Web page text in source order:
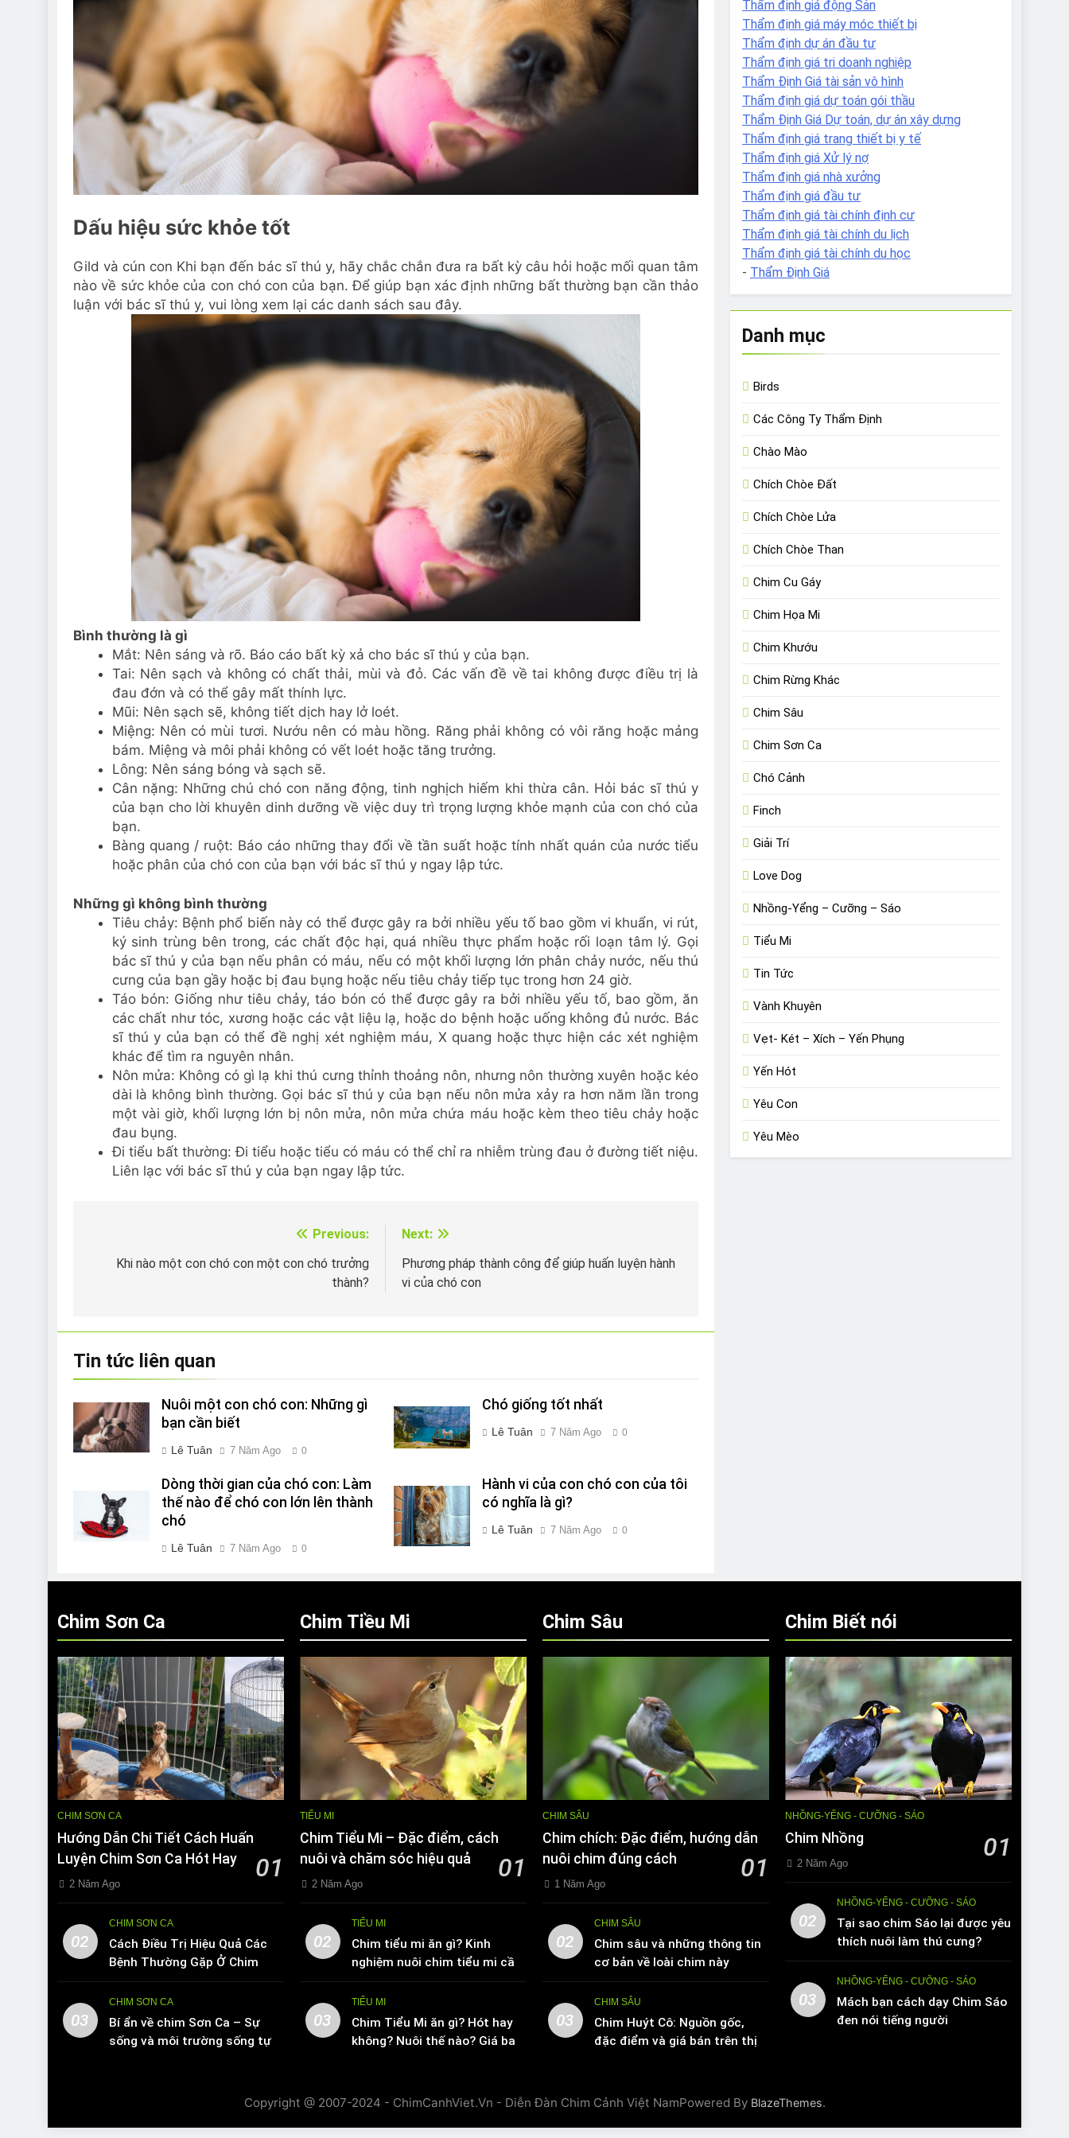
Dấu hiệu sức khỏe tốt
Gild và cún con Khi bạn đến bác sĩ thú y, hãy chắc chắn đưa ra bất kỳ câu hỏi hoặc mối quan tâm
nào về sức khỏe của con chó con của bạn. Để giúp bạn xác định những bất thường bạn cần thảo
luận với bác sĩ thú y, vui lòng xem lại các danh sách sau đây.
Bình thường là gì
Mắt: Nên sáng và rõ. Báo cáo bất kỳ xả cho bác sĩ thú y của bạn.
Tai: Nên sạch và không có chất thải, mùi và đỏ. Các vấn đề về tai không được điều trị là
đau đớn và có thể gây mất thính lực.
Mũi: Nên sạch sẽ, không tiết dịch hay lở loét.
Miệng: Nên có mùi tươi. Nướu nên có màu hồng. Răng phải không có vôi răng hoặc mảng
bám. Miệng và môi phải không có vết loét hoặc tăng trưởng.
Lông: Nên sáng bóng và sạch sẽ.
Cân nặng: Những chú chó con năng động, tinh nghịch hiếm khi thừa cân. Hỏi bác sĩ thú y
của bạn cho lời khuyên dinh dưỡng về việc duy trì trọng lượng khỏe mạnh của con chó của
bạn.
Bàng quang / ruột: Báo cáo những thay đổi về tần suất hoặc tính nhất quán của nước tiểu
hoặc phân của chó con của bạn với bác sĩ thú y ngay lập tức.
Những gì không bình thường
Tiêu chảy: Bệnh phổ biến này có thể được gây ra bởi nhiều yếu tố bao gồm vi khuẩn, vi rút,
ký sinh trùng bên trong, các chất độc hại, quá nhiều thực phẩm hoặc rối loạn tâm lý. Gọi
bác sĩ thú y của bạn nếu phân có máu, nếu có một khối lượng lớn phân chảy nước, nếu thú
cưng của bạn gầy hoặc bị đau bụng hoặc nếu tiêu chảy tiếp tục trong hơn 24 giờ.
Táo bón: Giống như tiêu chảy, táo bón có thể được gây ra bởi nhiều yếu tố, bao gồm, ăn
các chất như tóc, xương hoặc các vật liệu lạ, hoặc do bệnh hoặc uống không đủ nước. Bác
sĩ thú y của bạn có thể đề nghị xét nghiệm máu, X quang hoặc thực hiện các xét nghiệm
khác để tìm ra nguyên nhân.
Nôn mửa: Không có gì lạ khi thú cưng thỉnh thoảng nôn, nhưng nôn thường xuyên hoặc kéo
dài là không bình thường. Gọi bác sĩ thú y của bạn nếu nôn mửa xảy ra hơn năm lần trong
một vài giờ, khối lượng lớn bị nôn mửa, nôn mửa chứa máu hoặc kèm theo tiêu chảy hoặc
đau bụng.
Đi tiểu bất thường: Đi tiểu hoặc tiểu có máu có thể chỉ ra nhiễm trùng đau ở đường tiết niệu.
Liên lạc với bác sĩ thú y của bạn ngay lập tức.
hướng
Previous:
Khi nào một con chó con một con chó trưởng
thành?
Next:
Phương pháp thành công để giúp huấn luyện hành
vi của chó con
Tin tức liên quan
Nuôi một con chó con: Những gì
bạn cần biết
Lê Tuân 7 Năm Ago 0
Chó giống tốt nhất
Lê Tuân 7 Năm Ago 0
Dòng thời gian của chó con: Làm
thế nào để chó con lớn lên thành
chó
Lê Tuân 7 Năm Ago 0
Hành vi của con chó con của tôi
có nghĩa là gì?
Lê Tuân 7 Năm Ago 0
Thẩm định giá động Sản
Thẩm định giá máy móc thiết bị
Thẩm định dự án đầu tư
Thẩm định giá tri doanh nghiệp
Thẩm Định Giá tài sản vô hình
Thẩm định giá dự toán gói thầu
Thẩm Định Giá Dự toán, dự án xây dựng
Thẩm định giá trang thiết bị y tế
Thẩm định giá Xử lý nợ
Thẩm định giá nhà xưởng
Thẩm định giá đầu tư
Thẩm định giá tài chính định cư
Thẩm định giá tài chính du lịch
Thẩm định giá tài chính du học
- Thẩm Định Giá
Danh mục
Birds
Các Công Ty Thẩm Định
Chào Mào
Chích Chòe Đất
Chích Chòe Lửa
Chích Chòe Than
Chim Cu Gáy
Chim Họa Mi
Chim Khướu
Chim Rừng Khác
Chim Sâu
Chim Sơn Ca
Chó Cảnh
Finch
Giải Trí
Love Dog
Nhồng-Yểng – Cưỡng – Sáo
Tiểu Mi
Tin Tức
Vành Khuyên
Vẹt- Két – Xích – Yến Phụng
Yến Hót
Yêu Con
Yêu Mèo
Chim Sơn Ca
CHIM SƠN CA
Hướng Dẫn Chi Tiết Cách Huấn
Luyện Chim Sơn Ca Hót Hay
01
2 Năm Ago
02
CHIM SƠN CA
Cách Điều Trị Hiệu Quả Các
Bệnh Thường Gặp Ở Chim
Sơn Ca
03
CHIM SƠN CA
Bí ẩn về chim Sơn Ca – Sự
sống và môi trường sống tự
Chim Tiều Mi
TIỂU MI
Chim Tiểu Mi – Đặc điểm, cách
nuôi và chăm sóc hiệu quả
01
2 Năm Ago
02
TIỂU MI
Chim tiểu mi ăn gì? Kinh
nghiệm nuôi chim tiểu mi cần
biết
03
TIỂU MI
Chim Tiểu Mi ăn gì? Hót hay
không? Nuôi thế nào? Giá bao
Chim Sâu
CHIM SÂU
Chim chích: Đặc điểm, hướng dẫn
nuôi chim đúng cách
01
1 Năm Ago
02
CHIM SÂU
Chim sâu và những thông tin
cơ bản về loài chim này
03
CHIM SÂU
Chim Huýt Cô: Nguồn gốc,
đặc điểm và giá bán trên thị
Chim Biết nói
NHỒNG-YỂNG - CƯỠNG - SÁO
Chim Nhồng 01
2 Năm Ago
02
NHỒNG-YỂNG - CƯỠNG - SÁO
Tại sao chim Sáo lại được yêu
thích nuôi làm thú cưng?
03
NHỒNG-YỂNG - CƯỠNG - SÁO
Mách bạn cách dạy Chim Sáo
đen nói tiếng người
Copyright @ 2007-2024 - ChimCanhViet.Vn - Diễn Đàn Chim Cảnh Việt NamPowered By BlazeThemes.